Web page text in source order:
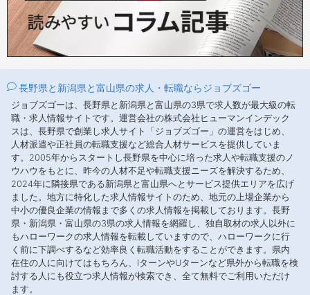
長野県と新潟県と富山県の求人・転職ならジョブズゴー
ジョブズゴーは、長野県と新潟県と富山県の3県で求人数が最大級の転
職・求人情報サイトです。運営会社の株式会社ヒューマンインデック
スは、長野県で創業し求人サイト「ジョブズゴー」の運営をはじめ、
人材派遣や正社員の転職支援など総合人材サービスを提供していま
す。2005年からスタートし長野県を中心に培った求人や転職支援のノ
ウハウをもとに、昨今の人材不足や転職支援ニーズを解決するため、
2024年に隣接県である新潟県と富山県へとサービス提供エリアを広げ
ました。地方に特化した求人情報サイトのため、地元の上場企業から
中小の優良企業の情報まで多くの求人情報を掲載しております。長野
県・新潟県・富山県の3県の求人情報を網羅し、独自取材の求人以外に
もハローワークの求人情報を転載していますので、ハローワークに行
く前に下調べするなど効率良く転職活動をすることができます。県内
在住の人に向けてはもちろん、IターンやUターンなど県外から転職を検
討する人にも役立つ求人情報が検索でき、全て無料でご利用いただけ
ます。